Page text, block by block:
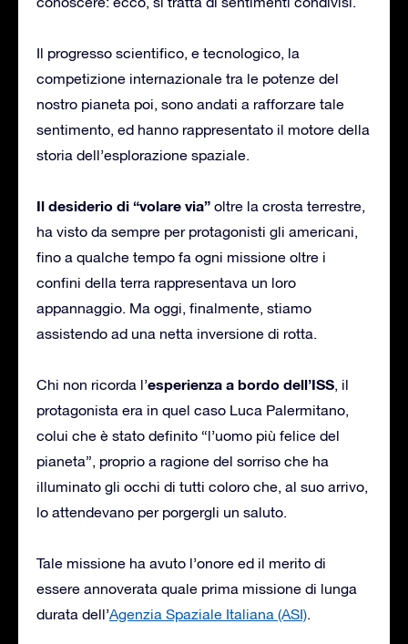
Il progresso scientifico, e tecnologico, la
competizione internazionale tra le potenze del
nostro pianeta poi, sono andati a rafforzare tale
sentimento, ed hanno rappresentato il motore della
storia dell’esplorazione spaziale.
Il desiderio di “volare via” oltre la crosta terrestre,
ha visto da sempre per protagonisti gli americani,
fino a qualche tempo fa ogni missione oltre i
confini della terra rappresentava un loro
appannaggio. Ma oggi, finalmente, stiamo
assistendo ad una netta inversione di rotta.
Chi non ricorda l’esperienza a bordo dell’ISS, il
protagonista era in quel caso Luca Palermitano,
colui che è stato definito “l’uomo più felice del
pianeta”, proprio a ragione del sorriso che ha
illuminato gli occhi di tutti coloro che, al suo arrivo,
lo attendevano per porgergli un saluto.
Tale missione ha avuto l’onore ed il merito di
essere annoverata quale prima missione di lunga
durata dell’Agenzia Spaziale Italiana (ASI).